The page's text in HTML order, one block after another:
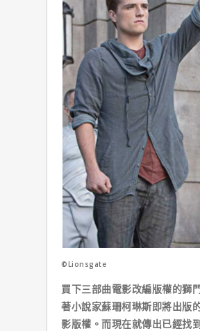
©Lionsgate
買下三部曲電影改編版權的獅
著小說家蘇珊柯琳斯即將出
影版權。而現在就傳出已經找